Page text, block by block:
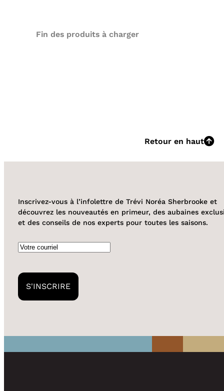
Fin des produits à charger
Retour en haut
Inscrivez-vous à l’infolettre de Trévi Noréa Sherbrooke et
découvrez les nouveautés en primeur, des aubaines
et des conseils de nos experts pour toutes les saisons.
Courriel